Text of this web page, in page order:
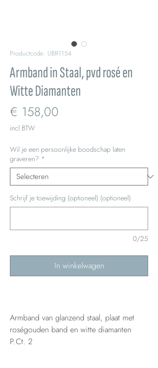
Productcode: UBR1154
Armband in Staal, pvd rosé en
Witte Diamanten
€ 158,00
incl.BTW
Wil je een persoonlijke boodschap laten
graveren? *
Schrijf je toewijding (optioneel) (optioneel)
0/25
In winkelwagen
Armband van glanzend staal, plaat met
roségouden band en witte diamanten
P.Ct. 2